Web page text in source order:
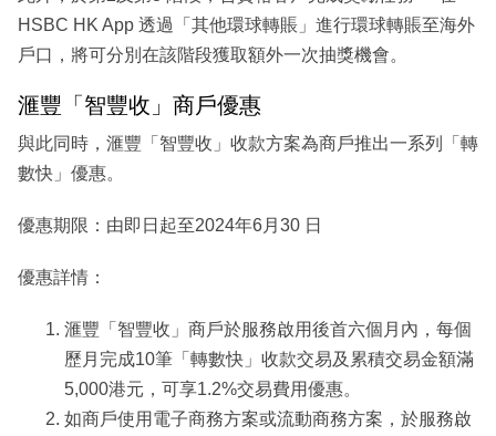
HSBC HK App 透過「其他環球轉賬」進行環球轉賬至海外
戶口，將可分別在該階段獲取額外一次抽獎機會。
滙豐「智豐收」商戶優惠
與此同時，滙豐「智豐收」收款方案為商戶推出一系列「轉
數快」優惠。
優惠期限：由即日起至2024年6月30 日
優惠詳情：
滙豐「智豐收」商戶於服務啟用後首六個月內，每個
歷月完成10筆「轉數快」收款交易及累積交易金額滿
5,000港元，可享1.2%交易費用優惠。
如商戶使用電子商務方案或流動商務方案，於服務啟